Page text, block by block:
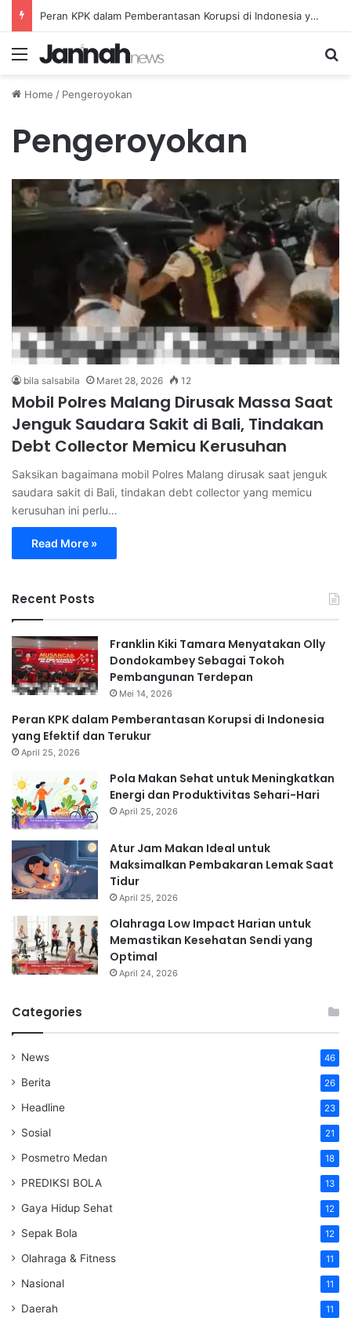
Peran KPK dalam Pemberantasan Korupsi di Indonesia yang Efektif dan Terukur
Menu
Home / Pengeroyokan
Pengeroyokan
bila salsabila Maret 28, 2026 12
Mobil Polres Malang Dirusak Massa Saat
Jenguk Saudara Sakit di Bali, Tindakan
Debt Collector Memicu Kerusuhan
Saksikan bagaimana mobil Polres Malang dirusak saat jenguk
saudara sakit di Bali, tindakan debt collector yang memicu
kerusuhan ini perlu…
Read More »
Recent Posts
Franklin Kiki Tamara Menyatakan Olly
Dondokambey Sebagai Tokoh
Pembangunan Terdepan
Mei 14, 2026
Peran KPK dalam Pemberantasan Korupsi di Indonesia
yang Efektif dan Terukur
April 25, 2026
Pola Makan Sehat untuk Meningkatkan
Energi dan Produktivitas Sehari-Hari
April 25, 2026
Atur Jam Makan Ideal untuk
Maksimalkan Pembakaran Lemak Saat
Tidur
April 25, 2026
Olahraga Low Impact Harian untuk
Memastikan Kesehatan Sendi yang
Optimal
April 24, 2026
Categories
News 46
Berita 26
Headline 23
Sosial 21
Posmetro Medan 18
PREDIKSI BOLA 13
Gaya Hidup Sehat 12
Sepak Bola 12
Olahraga & Fitness 11
Nasional 11
Daerah 11